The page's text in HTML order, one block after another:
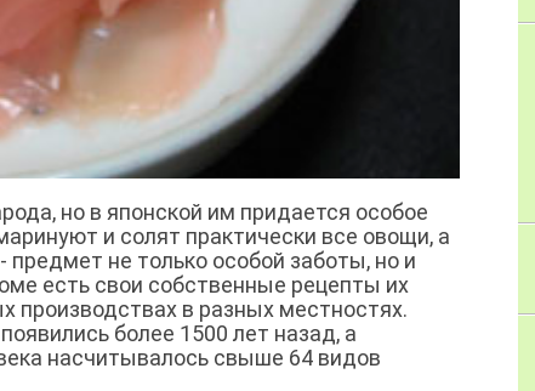
но в японской им придается особое
и солят практически все овощи, а
не только особой заботы, но и
есть свои собственные рецепты их
производствах в разных местностях.
более 1500 лет назад, а
насчитывалось свыше 64 видов